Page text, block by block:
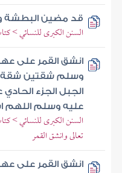
قد مضين البطشة
السنن الكبرى للنسائي >
انشق القمر على
وسلم شقتين شقة
الجبل الجزء
عليه وسلم اللهم
السنن الكبرى للنسائي >
تعالى وانشق القمر
انشق القمر على